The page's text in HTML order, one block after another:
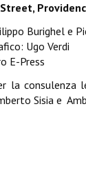
Burighel e
Ugo Verdi
E-Press
la
Sisia e